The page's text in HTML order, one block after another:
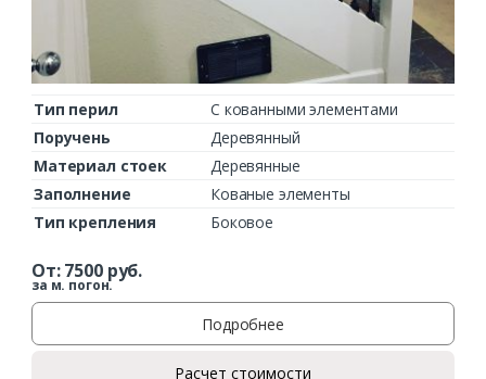
Тип перил
С кованными элементами
Поручень
Деревянный
Материал стоек
Деревянные
Заполнение
Кованые элементы
Тип крепления
Боковое
От:7500руб.
за м. погон.
Подробнее
Расчет стоимости